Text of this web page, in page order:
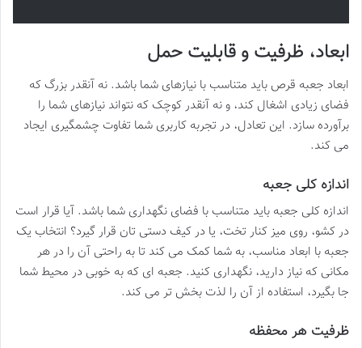
ابعاد، ظرفیت و قابلیت حمل
ابعاد جعبه قرص باید متناسب با نیازهای شما باشد. نه آنقدر بزرگ که
فضای زیادی اشغال کند، و نه آنقدر کوچک که نتواند نیازهای شما را
برآورده سازد. این تعادل، در تجربه کاربری شما تفاوت چشمگیری ایجاد
می کند.
اندازه کلی جعبه
اندازه کلی جعبه باید متناسب با فضای نگهداری شما باشد. آیا قرار است
در کشو، روی میز کنار تخت، یا در کیف دستی تان قرار گیرد؟ انتخاب یک
جعبه با ابعاد مناسب، به شما کمک می کند تا به راحتی آن را در هر
مکانی که نیاز دارید، نگهداری کنید. جعبه ای که به خوبی در محیط شما
جا بگیرد، استفاده از آن را لذت بخش تر می کند.
ظرفیت هر محفظه